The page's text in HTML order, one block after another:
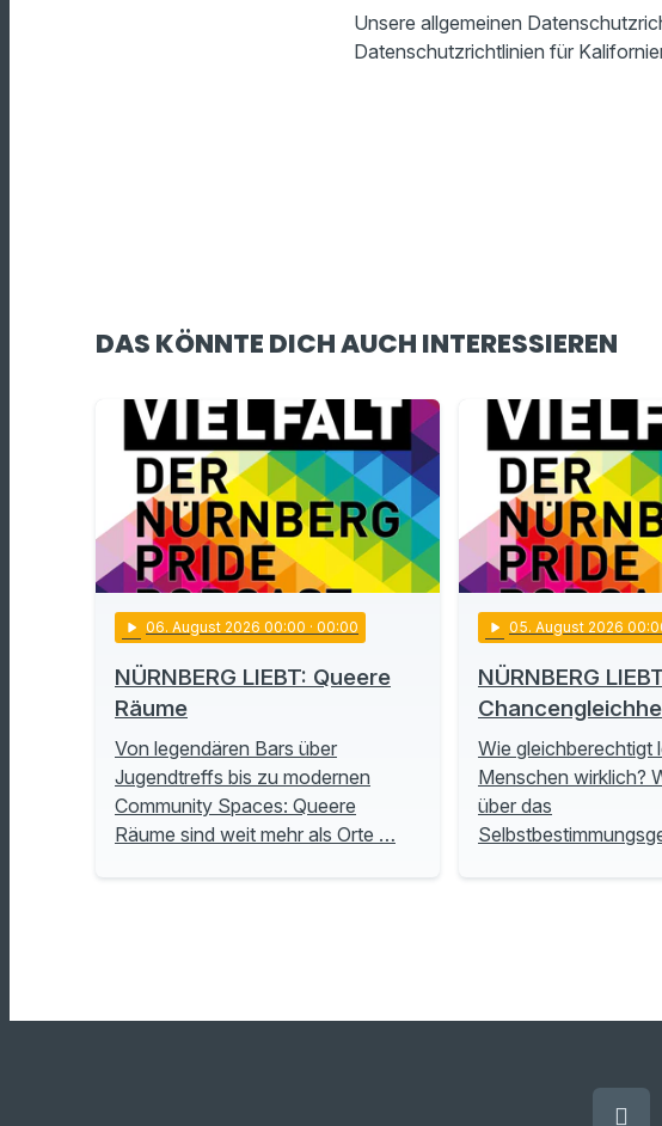
Unsere allgemeinen
Datenschutzrichtlinien für
DAS KÖNNTE DICH AUCH INTERESSIEREN
play_arrow 06. August 2026 00:00 · 00:00
NÜRNBERG LIEBT: Queere
Räume
Von legendären Bars über
Jugendtreffs bis zu modernen
Community Spaces: Queere
Räume sind weit mehr als Orte …
play_arrow 05. August 2026
NÜRNBERG
Wie gleichberechtigt
Menschen wirklich?
über das